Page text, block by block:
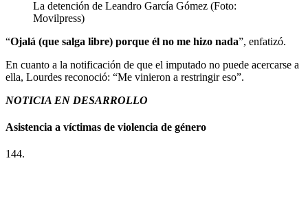
La detención de Leandro García Gómez (Foto:
Movilpress)
“Ojalá (que salga libre) porque él no me hizo nada”, enfatizó.
En cuanto a la notificación de que el imputado no puede acercarse a
ella, Lourdes reconoció: “Me vinieron a restringir eso”.
NOTICIA EN DESARROLLO
Asistencia a víctimas de violencia de género
144.